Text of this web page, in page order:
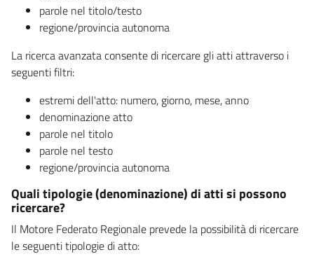
parole nel titolo/testo
regione/provincia autonoma
La ricerca avanzata consente di ricercare gli atti attraverso i
seguenti filtri:
estremi dell'atto: numero, giorno, mese, anno
denominazione atto
parole nel titolo
parole nel testo
regione/provincia autonoma
Quali tipologie (denominazione) di atti si possono
ricercare?
Il Motore Federato Regionale prevede la possibilità di ricercare
le seguenti tipologie di atto: